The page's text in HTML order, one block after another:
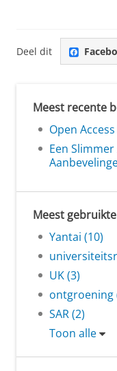
Deel dit
Meest recente
Open
Een Slimmer
Meest
Yantai (10)
UK (3)
ontgroening
SAR (2)
Toon alle